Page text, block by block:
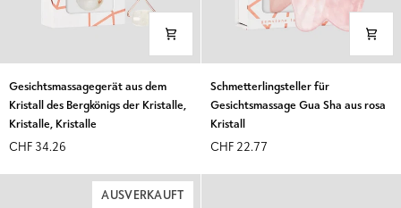
Gesichtsmassagegerät
aus
dem
des
Bergkönigs
Gesichtsmassagegerät aus dem
Kristall des Bergkönigs der Kristalle,
Kristalle, Kristalle
CHF 34.26
Schmetterlingsteller
für
Gesichtsmassage
Sha
aus
Schmetterlingsteller für
Gesichtsmassage Gua Sha aus rosa
Kristall
CHF 22.77
AUSVERKAUFT